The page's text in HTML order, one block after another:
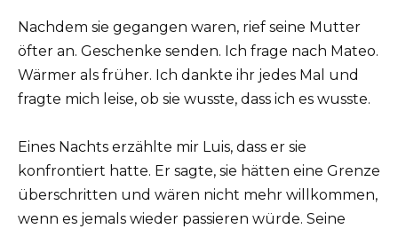
Nachdem sie gegangen waren, rief seine Mutter
öfter an. Geschenke senden. Ich frage nach Mateo.
Wärmer als früher. Ich dankte ihr jedes Mal und
fragte mich leise, ob sie wusste, dass ich es wusste.
Eines Nachts erzählte mir Luis, dass er sie
konfrontiert hatte. Er sagte, sie hätten eine Grenze
überschritten und wären nicht mehr willkommen,
wenn es jemals wieder passieren würde. Seine